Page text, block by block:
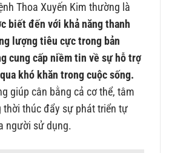
Thoa Xuyến Kim thường là
biết đến với khả năng thanh
lượng tiêu cực trong bản
cung cấp niềm tin về sự hỗ trợ
khó khăn trong cuộc sống.
giúp cân bằng cả cơ thể, tâm
thời thúc đẩy sự phát triển tự
người sử dụng.